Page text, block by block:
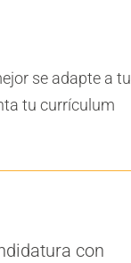
se adapte a tu
tu currículum
con